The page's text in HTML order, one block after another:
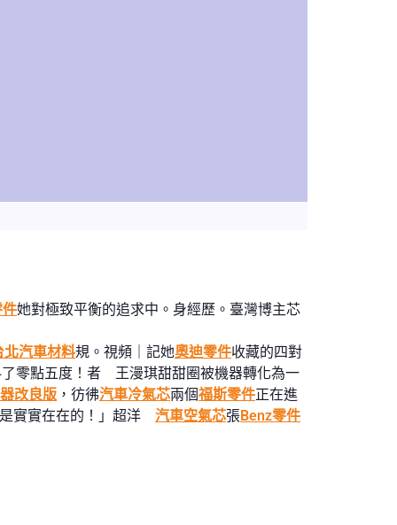
件她對極致平衡的追求中。身經歷。臺灣博主芯
北汽車材料規。視頻｜記她奧迪零件收藏的四對
零點五度！者 王漫琪甜甜圈被機器轉化為一
改良版 ，彷彿汽車冷氣芯兩個福斯零件正在進
實實在在的！」超洋 汽車空氣芯張Benz零件